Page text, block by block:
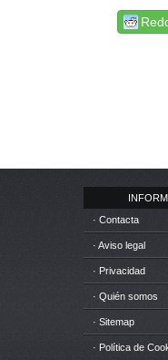
· Contacta
· Aviso legal
· Privacidad
· Quién somos
· Sitemap
· Política de